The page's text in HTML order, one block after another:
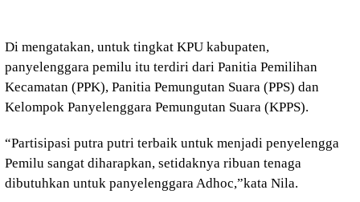
Di mengatakan, untuk tingkat KPU kabupaten,
panyelenggara pemilu itu terdiri dari Panitia Pemilihan
Kecamatan (PPK), Panitia Pemungutan Suara (PPS) dan
Kelompok Panyelenggara Pemungutan Suara (KPPS).
“Partisipasi putra putri terbaik untuk menjadi penyelengga
Pemilu sangat diharapkan, setidaknya ribuan tenaga
dibutuhkan untuk panyelenggara Adhoc,”kata Nila.